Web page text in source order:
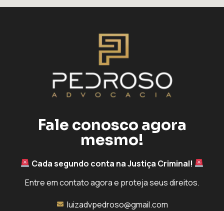
Fale conosco agora
mesmo!
Cada segundo conta na Justiça Criminal!
Entre em contato agora e proteja seus direitos.
luizadvpedroso@gmail.com